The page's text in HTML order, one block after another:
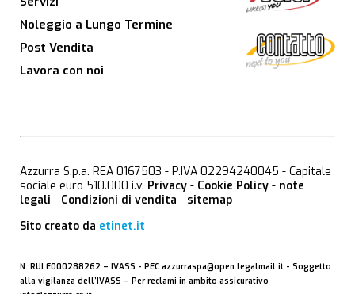
Noleggio a Lungo Termine
Post Vendita
Lavora con noi
Azzurra S.p.a. REA 0167503 - P.IVA 02294240045 - Capitale
sociale euro 510.000 i.v. Privacy - Cookie Policy - note
legali - Condizioni di vendita - sitemap
Sito creato da etinet.it
N. RUI E000288262 – IVASS - PEC azzurraspa@open.legalmail.it - Soggetto
alla vigilanza dell’IVASS – Per reclami in ambito assicurativo